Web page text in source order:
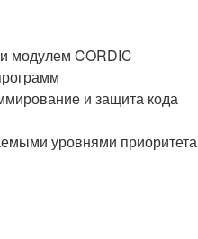
модулем CORDIC
и защита кода
уровнями приоритета